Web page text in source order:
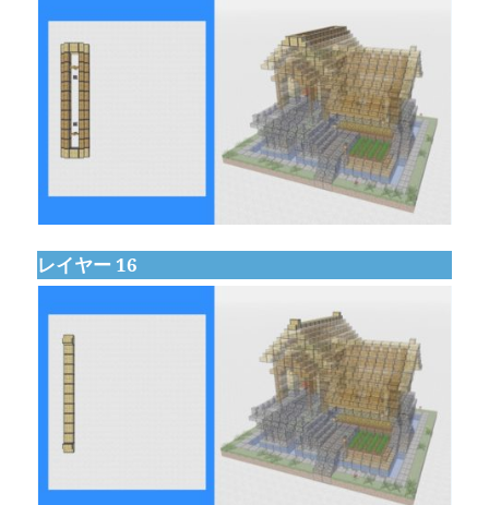
レイヤー 16